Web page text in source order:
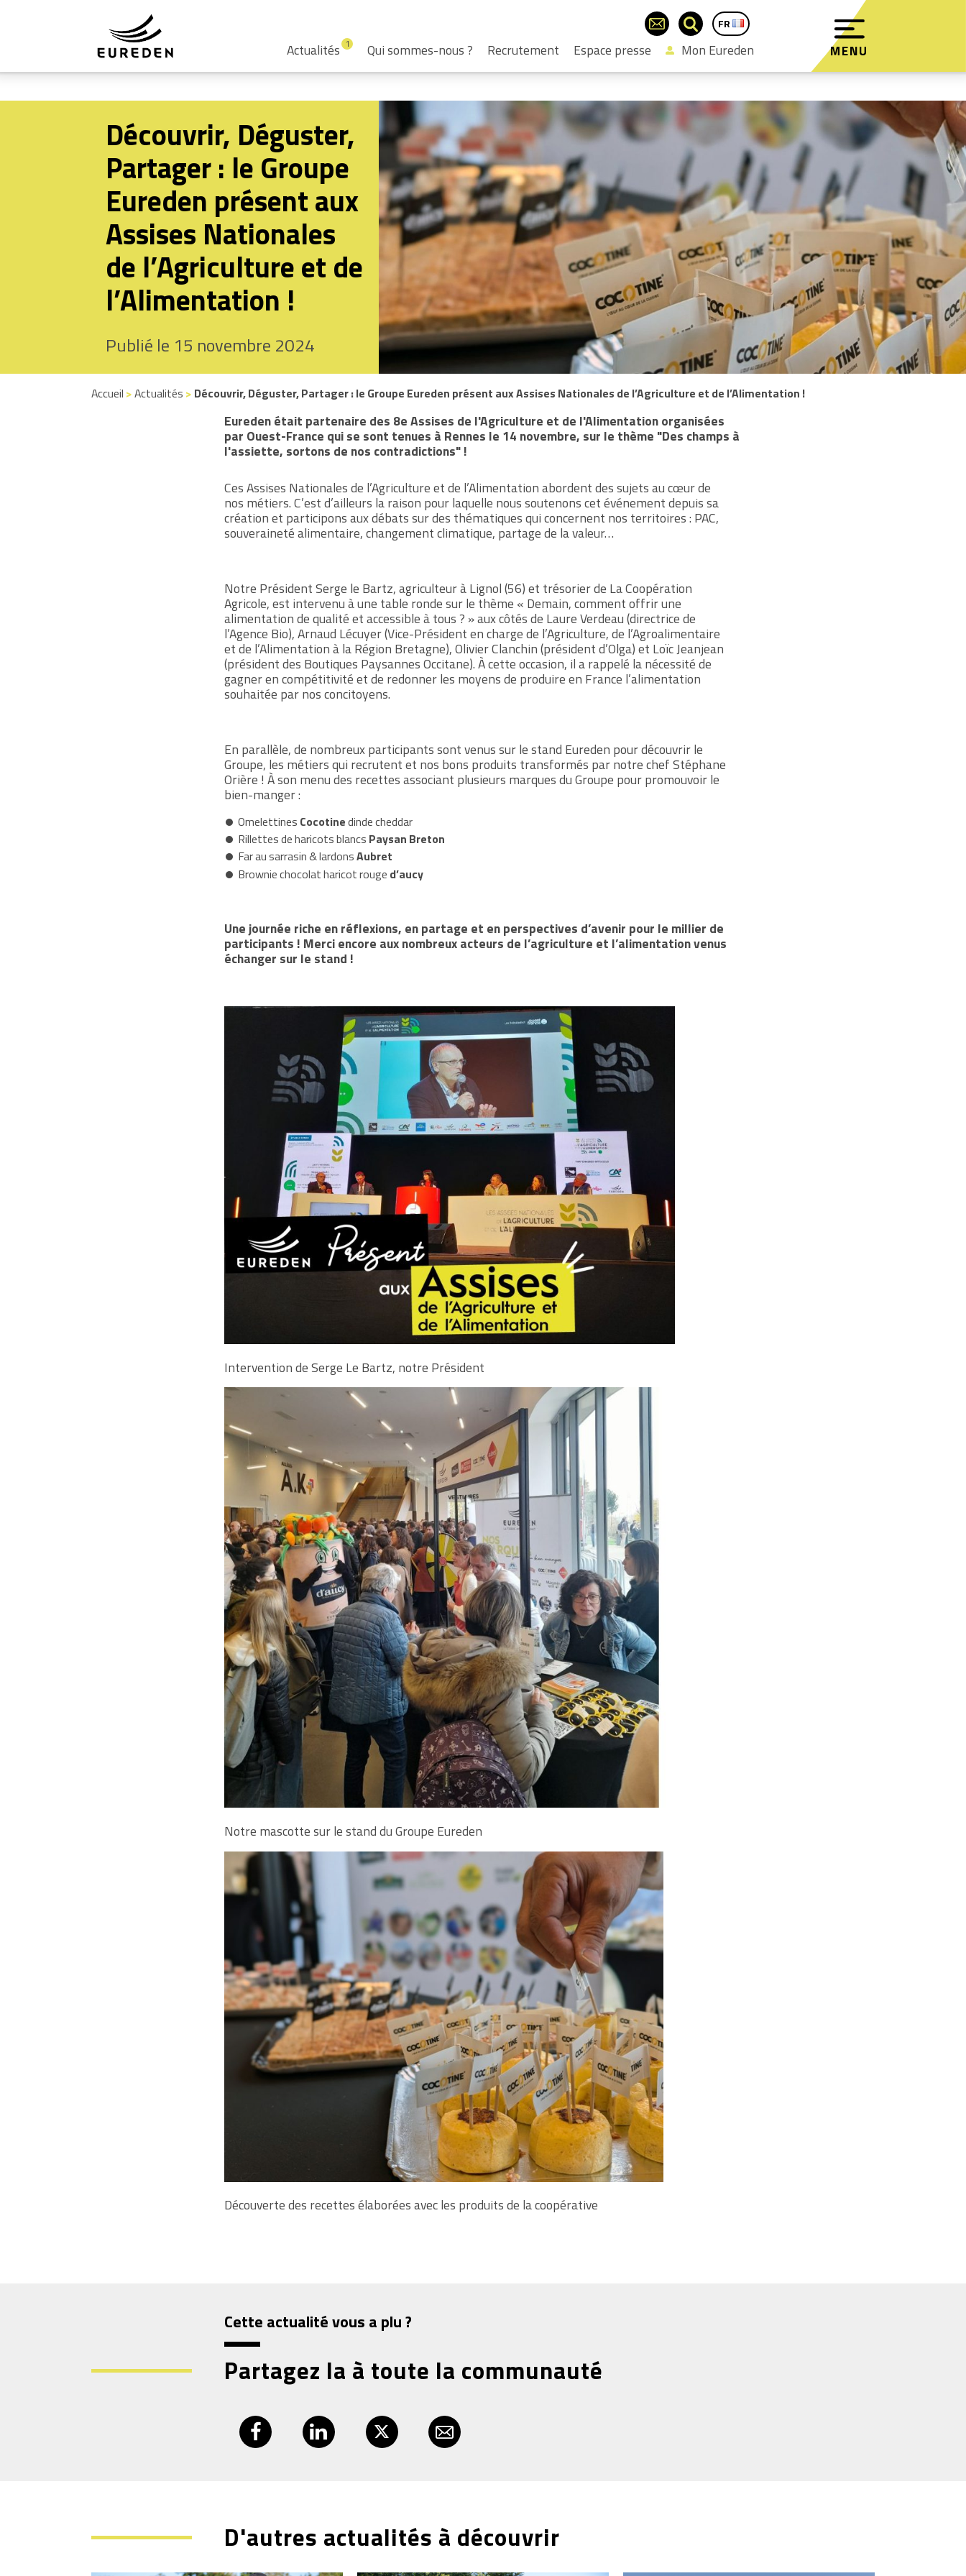
FR
Actualités 1 Qui sommes-nous ? Recrutement Espace presse Mon Eureden MENU
Découvrir, Déguster,
Partager : le Groupe
Eureden présent aux
Assises Nationales
de l’Agriculture et de
l’Alimentation !
Publié le 15 novembre 2024
Accueil >Actualités > Découvrir, Déguster, Partager : le Groupe Eureden présent aux Assises Nationales de l’Agriculture et de l’Alimentation !
Eureden était partenaire des 8e Assises de l'Agriculture et de l'Alimentation organisées
par Ouest-France qui se sont tenues à Rennes le 14 novembre, sur le thème "Des champs à
l'assiette, sortons de nos contradictions" !
Ces Assises Nationales de l’Agriculture et de l’Alimentation abordent des sujets au cœur de
nos métiers. C’est d’ailleurs la raison pour laquelle nous soutenons cet événement depuis sa
création et participons aux débats sur des thématiques qui concernent nos territoires : PAC,
souveraineté alimentaire, changement climatique, partage de la valeur…
Notre Président Serge le Bartz, agriculteur à Lignol (56) et trésorier de La Coopération
Agricole, est intervenu à une table ronde sur le thème « Demain, comment offrir une
alimentation de qualité et accessible à tous ? » aux côtés de Laure Verdeau(directrice de
l’Agence Bio),Arnaud Lécuyer(Vice-Président en charge de l’Agriculture, de l’Agroalimentaire
et de l’Alimentation à la Région Bretagne),Olivier Clanchin(président d’Olga) et Loïc Jeanjean
(président des Boutiques Paysannes Occitane). À cette occasion, il a rappelé la nécessité de
gagner en compétitivité et de redonner les moyens de produire en France l’alimentation
souhaitée par nos concitoyens.
En parallèle, de nombreux participants sont venus sur le stand Eureden pour découvrir le
Groupe, les métiers qui recrutent et nos bons produits transformés par notre chefStéphane
Orière ! À son menu des recettes associant plusieurs marques du Groupe pour promouvoir le
bien-manger :
Omelettines Cocotinedinde cheddar
Rillettes de haricots blancs Paysan Breton
Far au sarrasin & lardonsAubret
Brownie chocolat haricot rouge d’aucy
Une journée riche en réflexions, en partage et en perspectives d’avenir pour le millier de
participants ! Merci encore aux nombreux acteurs de l’agriculture et l’alimentation venus
échanger sur le stand !
Intervention de Serge Le Bartz, notre Président
Notre mascotte sur le stand du Groupe Eureden
Découverte des recettes élaborées avec les produits de la coopérative
Cette actualité vous a plu ?
Partagez la à toute la communauté
D'autres actualités à découvrir